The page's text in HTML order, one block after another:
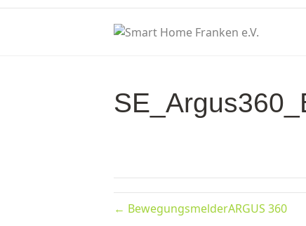
← BewegungsmelderARGUS 360